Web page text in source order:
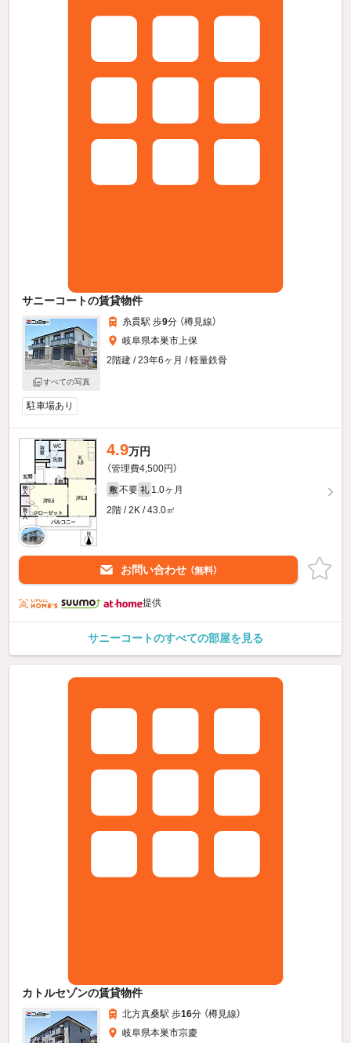
サニーコートの賃貸物件
すべての写真
糸貫駅 歩9分 （樽見線）
岐阜県本巣市上保
2階建 / 23年6ヶ月 / 軽量鉄骨
駐車場あり
4.9万円
（管理費4,500円）
敷 不要 礼 1.0ヶ月
2階 / 2K / 43.0㎡
お問い合わせ （無料）
提供
サニーコートのすべての部屋を見る
カトルセゾンの賃貸物件
北方真桑駅 歩16分 （樽見線）
岐阜県本巣市宗慶